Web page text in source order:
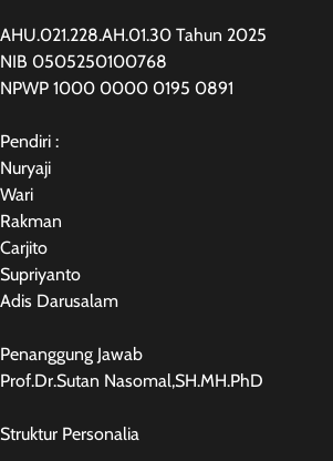
AHU.021.228.AH.01.30 Tahun 2025
NIB 0505250100768
NPWP 1000 0000 0195 0891
Pendiri :
Nuryaji
Wari
Rakman
Carjito
Supriyanto
Adis Darusalam
Penanggung Jawab
Prof.Dr.Sutan Nasomal,SH.MH.PhD
Struktur Personalia